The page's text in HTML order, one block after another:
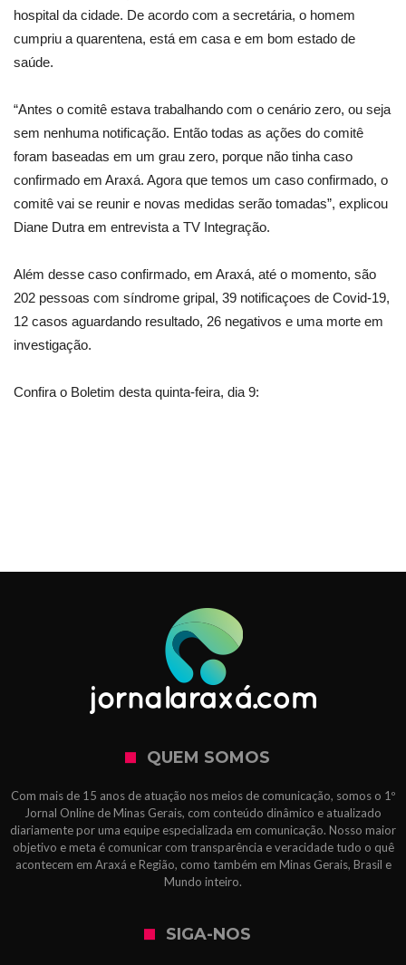
hospital da cidade. De acordo com a secretária, o homem
cumpriu a quarentena, está em casa e em bom estado de
saúde.
“Antes o comitê estava trabalhando com o cenário zero, ou seja
sem nenhuma notificação. Então todas as ações do comitê
foram baseadas em um grau zero, porque não tinha caso
confirmado em Araxá. Agora que temos um caso confirmado, o
comitê vai se reunir e novas medidas serão tomadas”, explicou
Diane Dutra em entrevista a TV Integração.
Além desse caso confirmado, em Araxá, até o momento, são
202 pessoas com síndrome gripal, 39 notificaçoes de Covid-19,
12 casos aguardando resultado, 26 negativos e uma morte em
investigação.
Confira o Boletim desta quinta-feira, dia 9:
QUEM SOMOS
Com mais de 15 anos de atuação nos meios de comunicação, somos o 1º
Jornal Online de Minas Gerais, com conteúdo dinâmico e atualizado
diariamente por uma equipe especializada em comunicação. Nosso maior
objetivo e meta é comunicar com transparência e veracidade tudo o quê
acontecem em Araxá e Região, como também em Minas Gerais, Brasil e
Mundo inteiro.
SIGA-NOS